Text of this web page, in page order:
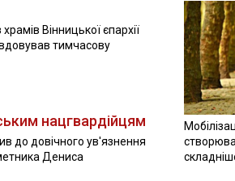
Вінницької єпархії
тимчасову
нацгвардійцям
до довічного ув'язнення
Дениса